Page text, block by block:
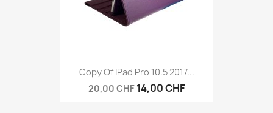
Copy Of IPad Pro 10.5 2017...
20,00 CHF 14,00 CHF